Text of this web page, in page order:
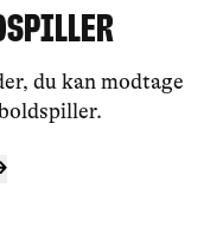
du kan modtage